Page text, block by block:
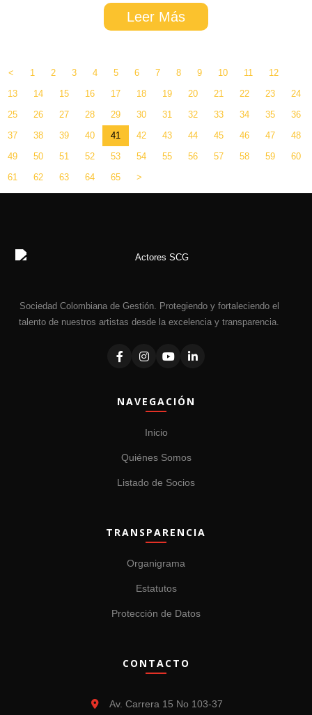
Leer Más
< 1 2 3 4 5 6 7 8 9 10 11
12
13
14 15 16 17 18 19 20 21 22 23
24
25
26 27 28 29 30 31 32 33 34 35
36
37
38 39 40 41 42 43 44 45 46 47
48
49
50 51 52 53 54 55 56 57 58 59
60
61
62 63 64 65 >
Sociedad Colombiana de Gestión. Protegiendo y fortaleciendo el
talento de nuestros artistas desde la excelencia y transparencia.
NAVEGACIÓN
Inicio
Quiénes Somos
Listado de Socios
TRANSPARENCIA
Organigrama
Estatutos
Protección de Datos
CONTACTO
Av. Carrera 15 No 103-37